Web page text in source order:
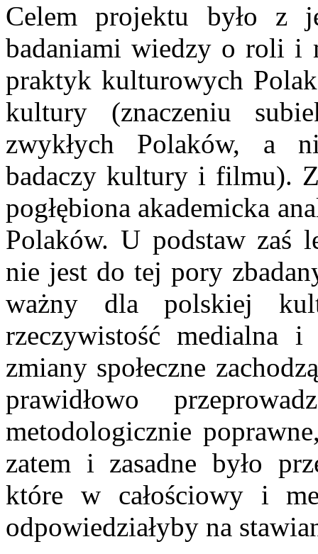
Celem projektu było z
badaniami wiedzy o roli i
praktyk kulturowych
kultury (znaczeniu
zwykłych Polaków, a
badaczy kultury i filmu).
pogłębiona akademicka
Polaków. U podstaw zaś
nie jest do tej pory
ważny dla polskiej
rzeczywistość medialna
zmiany społeczne
prawidłowo
metodologicznie
zatem i zasadne było
które w całościowy i
odpowiedziałyby na